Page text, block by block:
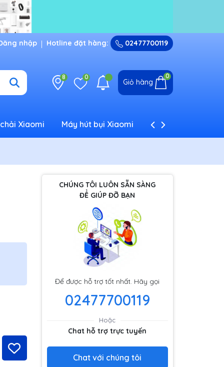
nhập Hotline đặt hàng: 02477700119
8 0
Giỏ hàng
0
Xiaomi Máy hút bụi Xiaomi Máy tạo ẩm Xiaomi
CHÚNG TÔI LUÔN SẴN SÀNG
ĐỂ GIÚP ĐỠ BẠN
Để được hỗ trợ tốt nhất. Hãy gọi
02477700119
Hoặc
Chat hỗ trợ trực tuyến
Chat với chúng tôi